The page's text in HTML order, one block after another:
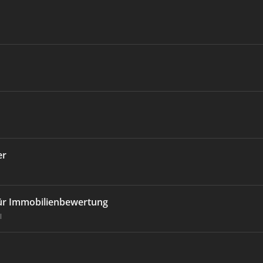
Immobilienbewertung